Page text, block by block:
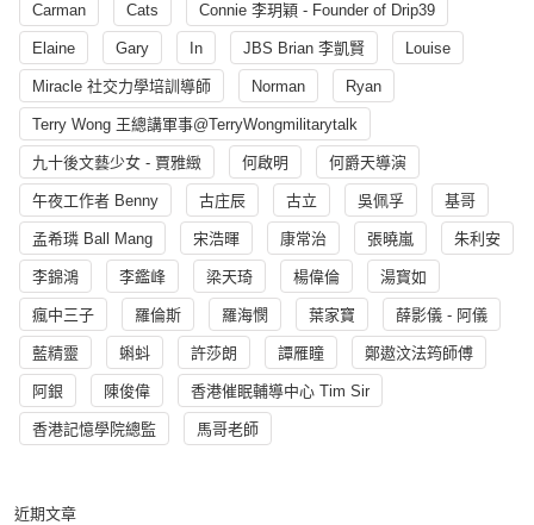
Carman Cats Connie 李玥穎 - Founder of Drip39
Elaine Gary In JBS Brian 李凱賢 Louise
Miracle 社交力學培訓導師 Norman Ryan
Terry Wong 王總講軍事@TerryWongmilitarytalk
九十後文藝少女 - 賈雅緻 何啟明 何爵天導演
午夜工作者 Benny 古庄辰 古立 吳佩孚 基哥
孟希璘 Ball Mang 宋浩暉 康常治 張曉嵐 朱利安
李錦鴻 李鑑峰 梁天琦 楊偉倫 湯寳如
瘋中三子 羅倫斯 羅海憫 葉家寶 薛影儀 - 阿儀
藍精靈 蝌蚪 許莎朗 譚雁瞳 鄭遨汶法筠師傅
阿銀 陳俊偉 香港催眠輔導中心 Tim Sir
香港記憶學院總監 馬哥老師
近期文章